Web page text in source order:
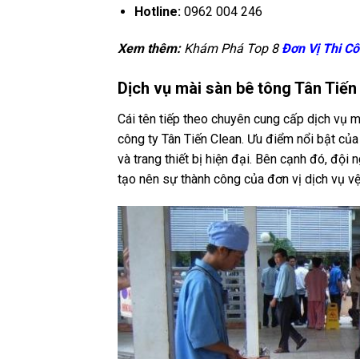
Hotline:0962 004 246
Xem thêm: Khám Phá Top 8 Đơn Vị Thi
Dịch vụ mài sàn bê tông Tân Tiến
Cái tên tiếp theo chuyên cung cấp dịch vụ
công ty Tân Tiến Clean. Ưu điểm nổi bật
và trang thiết bị hiện đại. Bên cạnh đó, đội
tạo nên sự thành công của đơn vị dịch vụ